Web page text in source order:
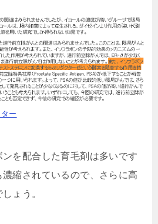
ー
を配合した育毛剤は多いです
縮されているので、さらに高
ょう。